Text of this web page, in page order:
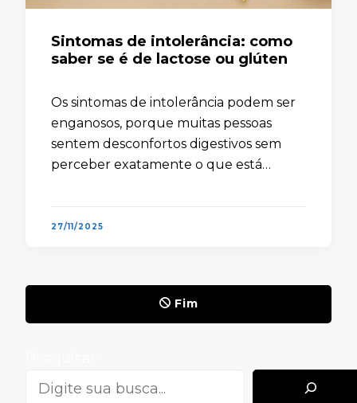
Sintomas de intolerância: como
saber se é de lactose ou glúten
Os sintomas de intolerância podem ser
enganosos, porque muitas pessoas
sentem desconfortos digestivos sem
perceber exatamente o que está
persistente, eles costumam ser
27/11/2025
Fim